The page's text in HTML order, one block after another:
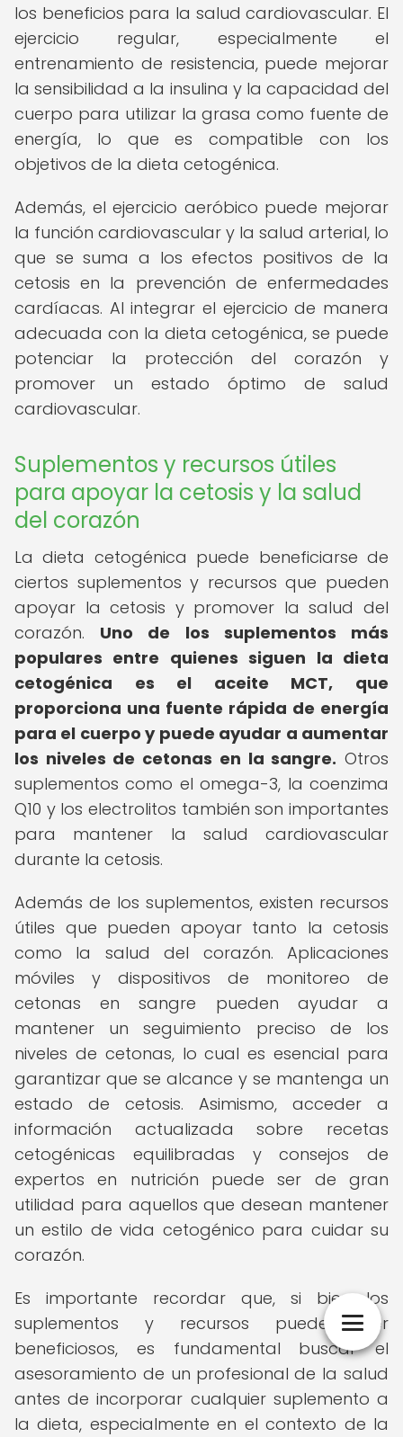
los beneficios para la salud cardiovascular. El
ejercicio regular, especialmente el
entrenamiento de resistencia, puede mejorar
la sensibilidad a la insulina y la capacidad del
cuerpo para utilizar la grasa como fuente de
energía, lo que es compatible con los
objetivos de la dieta cetogénica.
Además, el ejercicio aeróbico puede mejorar
la función cardiovascular y la salud arterial, lo
que se suma a los efectos positivos de la
cetosis en la prevención de enfermedades
cardíacas. Al integrar el ejercicio de manera
adecuada con la dieta cetogénica, se puede
potenciar la protección del corazón y
promover un estado óptimo de salud
cardiovascular.
Suplementos y recursos útiles
para apoyar la cetosis y la salud
del corazón
La dieta cetogénica puede beneficiarse de
ciertos suplementos y recursos que pueden
apoyar la cetosis y promover la salud del
corazón. Uno de los suplementos más
populares entre quienes siguen la dieta
cetogénica es el aceite MCT, que
proporciona una fuente rápida de energía
para el cuerpo y puede ayudar a aumentar
los niveles de cetonas en la sangre. Otros
suplementos como el omega-3, la coenzima
Q10 y los electrolitos también son importantes
para mantener la salud cardiovascular
durante la cetosis.
Además de los suplementos, existen recursos
útiles que pueden apoyar tanto la cetosis
como la salud del corazón. Aplicaciones
móviles y dispositivos de monitoreo de
cetonas en sangre pueden ayudar a
mantener un seguimiento preciso de los
niveles de cetonas, lo cual es esencial para
garantizar que se alcance y se mantenga un
estado de cetosis. Asimismo, acceder a
información actualizada sobre recetas
cetogénicas equilibradas y consejos de
expertos en nutrición puede ser de gran
utilidad para aquellos que desean mantener
un estilo de vida cetogénico para cuidar su
corazón.
Es importante recordar que, si bien los
suplementos y recursos pueden ser
beneficiosos, es fundamental buscar el
asesoramiento de un profesional de la salud
antes de incorporar cualquier suplemento a
la dieta, especialmente en el contexto de la